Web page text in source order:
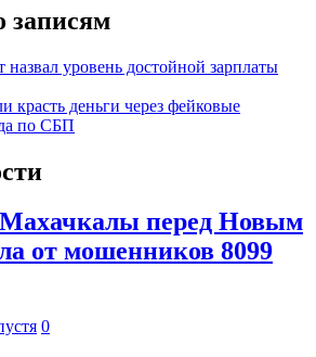
записям
назвал уровень достойной зарплаты
красть деньги через фейковые
по СБП
перед Новым
от мошенников 8099
0